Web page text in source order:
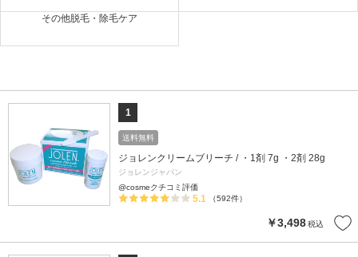
その他脱毛・除毛ケア
1
送料無料
ジョレンクリームブリーチ / ・1剤 7g ・2剤 28g
ジョレンジャパン
@cosmeクチコミ評価
5.1 （592件）
￥3,498税込